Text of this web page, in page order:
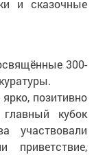
и сказочные
300-
позитивно
кубок
участвовали
приветствие,